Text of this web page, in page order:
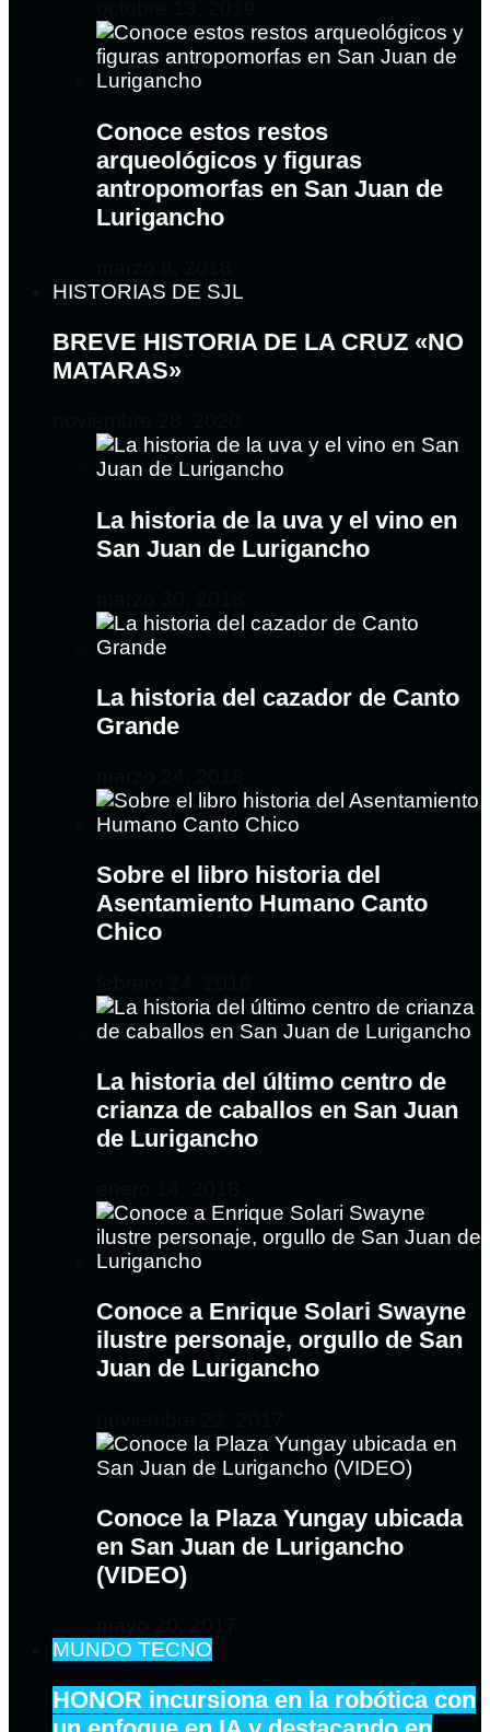
Conoce estos restos
arqueológicos y figuras
antropomorfas en San Juan de
Lurigancho
HISTORIAS DE SJL
BREVE HISTORIA DE LA CRUZ «NO
MATARAS»
La historia de la uva y el vino en
San Juan de Lurigancho
La historia del cazador de Canto
Grande
Sobre el libro historia del
Asentamiento Humano Canto
Chico
La historia del último centro de
crianza de caballos en San Juan
de Lurigancho
Conoce a Enrique Solari Swayne
ilustre personaje, orgullo de San
Juan de Lurigancho
Conoce la Plaza Yungay ubicada
en San Juan de Lurigancho
(VIDEO)
MUNDO TECNO
HONOR incursiona en la robótica con